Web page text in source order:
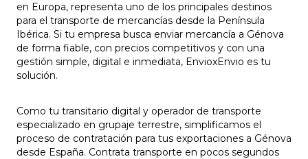
en Europa, representa uno de los principales destinos
para el transporte de mercancías desde la Península
Ibérica. Si tu empresa busca enviar mercancía a Génova
de forma fiable, con precios competitivos y con una
gestión simple, digital e inmediata, EnvioxEnvio es tu
solución.
Como tu transitario digital y operador de transporte
especializado en grupaje terrestre, simplificamos el
proceso de contratación para tus exportaciones a Génova
desde España. Contrata transporte en pocos segundos